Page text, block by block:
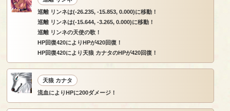
巡離 リンネは(-26.235, -15.853, 0.000)に移動！
巡離 リンネは(-15.644, -3.265, 0.000)に移動！
巡離 リンネの天使の歌！
HP回復420によりHPが420回復！
HP回復420により天狼 カナタのHPが420回復！
天狼 カナタ
流血によりHPに200ダメージ！